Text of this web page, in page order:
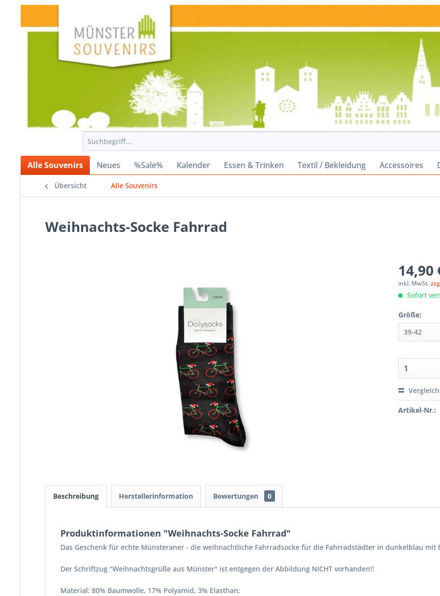
Alle Souvenirs Neues %Sale% Kalender Essen & Trinken Textil / Bekleidung Accessoires
Übersicht Alle Souvenirs
Weihnachts-Socke Fahrrad
14,90
inkl. MwSt.
Sofort
Größe:
Artikel-Nr.:
Beschreibung Herstellerinformation Bewertungen 0
Produktinformationen "Weihnachts-Socke Fahrrad"
Das Geschenk für echte Münsteraner - die weihnachtliche Fahrradsocke für die Fahrradstädter in dunkelblau mit
Der Schriftzug "Weihnachtsgrüße aus Münster" ist entgegen der Abbildung NICHT vorhanden!!
Material: 80% Baumwolle, 17% Polyamid, 3% Elasthan;